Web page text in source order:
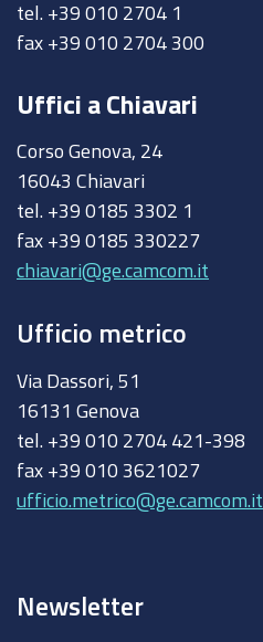
tel. +39 010 2704 1
fax +39 010 2704 300
Uffici a Chiavari
Corso Genova, 24
16043 Chiavari
tel. +39 0185 3302 1
fax +39 0185 330227
chiavari@ge.camcom.it
Ufficio metrico
Via Dassori, 51
16131 Genova
tel. +39 010 2704 421-398
fax +39 010 3621027
ufficio.metrico@ge.camcom.it
Newsletter